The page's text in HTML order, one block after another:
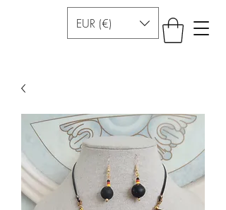
EUR (€)